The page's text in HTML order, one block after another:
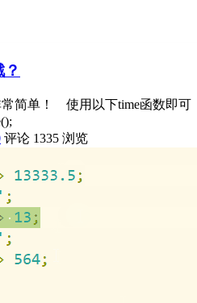
简单！ 使用以下time函数即可
评论 1335 浏览